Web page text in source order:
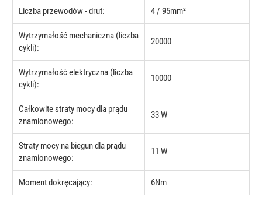
Liczba przewodów - drut: 4 / 95mm²
Wytrzymałość mechaniczna (liczba
cykli):
20000
Wytrzymałość elektryczna (liczba
cykli):
10000
Całkowite straty mocy dla prądu
znamionowego:
33 W
Straty mocy na biegun dla prądu
znamionowego:
11 W
Moment dokręcający: 6Nm